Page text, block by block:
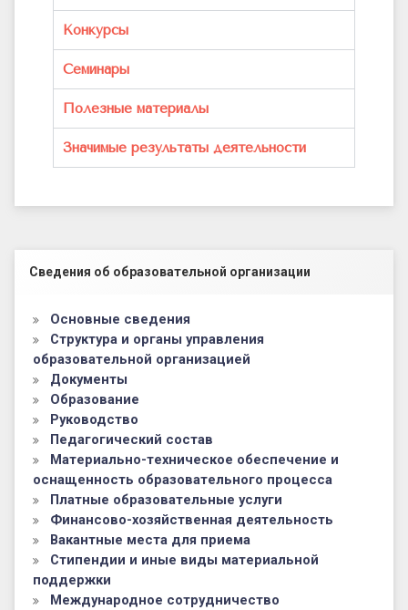
Конкурсы
Семинары
Полезные материалы
Значимые результаты деятельности
Левый сайдбар
Сведения об образовательной организации
Основные сведения
Структура и органы управления
образовательной организацией
Документы
Образование
Руководство
Педагогический состав
Материально-техническое обеспечение и
оснащенность образовательного процесса
Платные образовательные услуги
Финансово-хозяйственная деятельность
Вакантные места для приема
Стипендии и иные виды материальной
поддержки
Международное сотрудничество